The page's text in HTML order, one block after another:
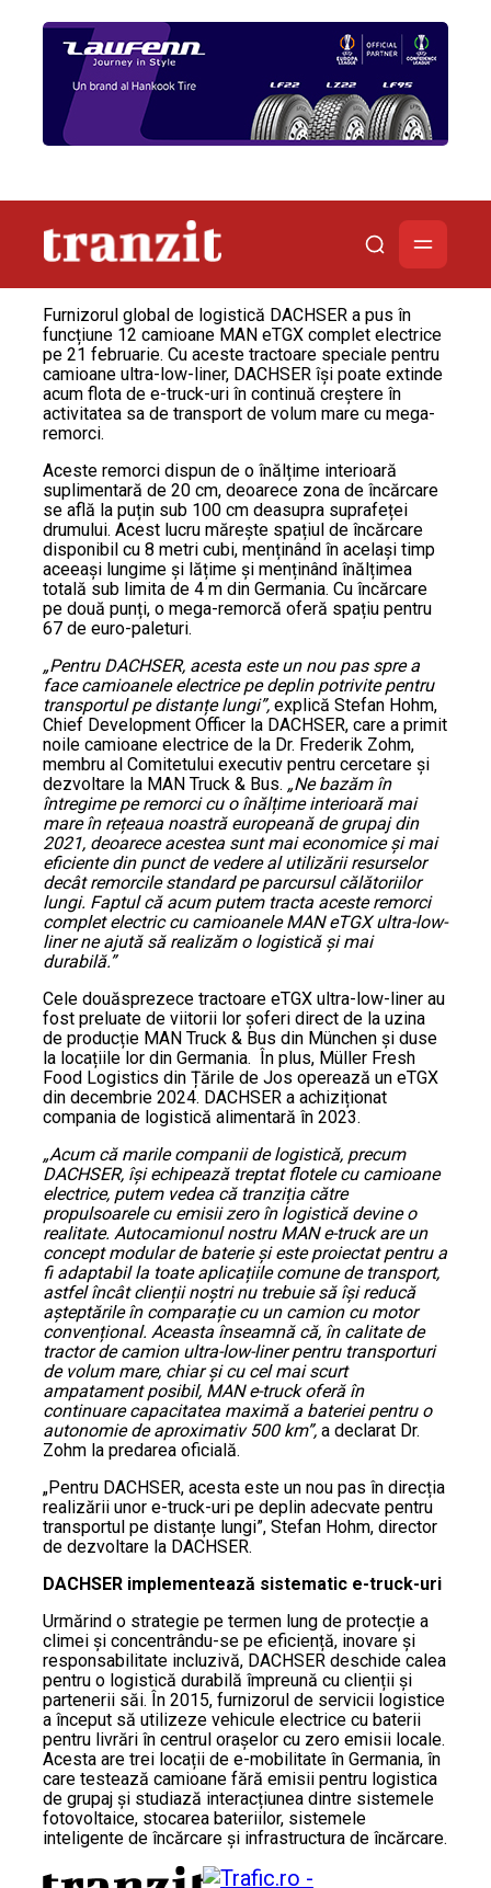
Furnizorul global de logistică DACHSER a pus în
funcțiune 12 camioane MAN eTGX complet electrice
pe 21 februarie. Cu aceste tractoare speciale pentru
camioane ultra-low-liner, DACHSER își poate extinde
acum flota de e-truck-uri în continuă creștere în
activitatea sa de transport de volum mare cu mega-
remorci.
Aceste remorci dispun de o înălțime interioară
suplimentară de 20 cm, deoarece zona de încărcare
se află la puțin sub 100 cm deasupra suprafeței
drumului. Acest lucru mărește spațiul de încărcare
disponibil cu 8 metri cubi, menținând în același timp
aceeași lungime și lățime și menținând înălțimea
totală sub limita de 4 m din Germania. Cu încărcare
pe două punți, o mega-remorcă oferă spațiu pentru
67 de euro-paleturi.
„Pentru DACHSER, acesta este un nou pas spre a
face camioanele electrice pe deplin potrivite pentru
transportul pe distanțe lungi”, explică Stefan Hohm,
Chief Development Officer la DACHSER, care a primit
noile camioane electrice de la Dr. Frederik Zohm,
membru al Comitetului executiv pentru cercetare și
dezvoltare la MAN Truck & Bus. „Ne bazăm în
întregime pe remorci cu o înălțime interioară mai
mare în rețeaua noastră europeană de grupaj din
2021, deoarece acestea sunt mai economice și mai
eficiente din punct de vedere al utilizării resurselor
decât remorcile standard pe parcursul călătoriilor
lungi. Faptul că acum putem tracta aceste remorci
complet electric cu camioanele MAN eTGX ultra-low-
liner ne ajută să realizăm o logistică și mai
durabilă.”
Cele douăsprezece tractoare eTGX ultra-low-liner au
fost preluate de viitorii lor șoferi direct de la uzina
de producție MAN Truck & Bus din München și duse
la locațiile lor din Germania. În plus, Müller Fresh
Food Logistics din Țările de Jos operează un eTGX
din decembrie 2024. DACHSER a achiziționat
compania de logistică alimentară în 2023.
„Acum că marile companii de logistică, precum
DACHSER, își echipează treptat flotele cu camioane
electrice, putem vedea că tranziția către
propulsoarele cu emisii zero în logistică devine o
realitate. Autocamionul nostru MAN e-truck are un
concept modular de baterie și este proiectat pentru a
fi adaptabil la toate aplicațiile comune de transport,
astfel încât clienții noștri nu trebuie să își reducă
așteptările în comparație cu un camion cu motor
convențional. Aceasta înseamnă că, în calitate de
tractor de camion ultra-low-liner pentru transporturi
de volum mare, chiar și cu cel mai scurt
ampatament posibil, MAN e-truck oferă în
continuare capacitatea maximă a bateriei pentru o
autonomie de aproximativ 500 km”, a declarat Dr.
Zohm la predarea oficială.
„Pentru DACHSER, acesta este un nou pas în direcția
realizării unor e-truck-uri pe deplin adecvate pentru
transportul pe distanțe lungi”, Stefan Hohm, director
de dezvoltare la DACHSER.
DACHSER implementează sistematic e-truck-uri
Urmărind o strategie pe termen lung de protecție a
climei și concentrându-se pe eficiență, inovare și
responsabilitate incluzivă, DACHSER deschide calea
pentru o logistică durabilă împreună cu clienții și
partenerii săi. În 2015, furnizorul de servicii logistice
a început să utilizeze vehicule electrice cu baterii
pentru livrări în centrul orașelor cu zero emisii locale.
Acesta are trei locații de e-mobilitate în Germania, în
care testează camioane fără emisii pentru logistica
de grupaj și studiază interacțiunea dintre sistemele
fotovoltaice, stocarea bateriilor, sistemele
inteligente de încărcare și infrastructura de încărcare.